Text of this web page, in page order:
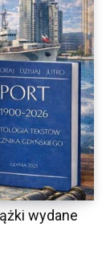
wydane